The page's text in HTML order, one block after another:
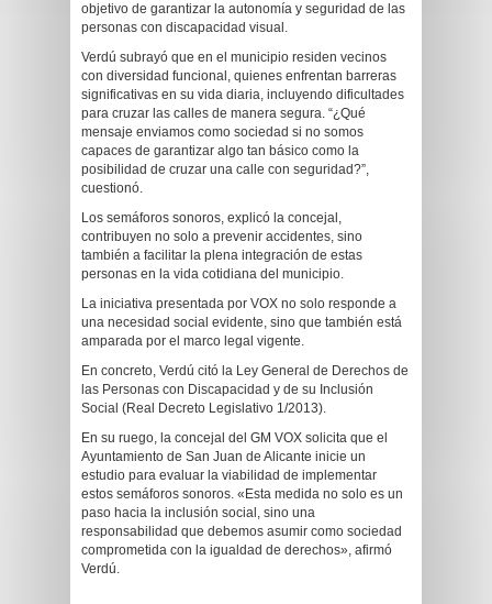
objetivo de garantizar la autonomía y seguridad de las
personas con discapacidad visual.
Verdú subrayó que en el municipio residen vecinos
con diversidad funcional, quienes enfrentan barreras
significativas en su vida diaria, incluyendo dificultades
para cruzar las calles de manera segura. “¿Qué
mensaje enviamos como sociedad si no somos
capaces de garantizar algo tan básico como la
posibilidad de cruzar una calle con seguridad?”,
cuestionó.
Los semáforos sonoros, explicó la concejal,
contribuyen no solo a prevenir accidentes, sino
también a facilitar la plena integración de estas
personas en la vida cotidiana del municipio.
La iniciativa presentada por VOX no solo responde a
una necesidad social evidente, sino que también está
amparada por el marco legal vigente.
En concreto, Verdú citó la Ley General de Derechos de
las Personas con Discapacidad y de su Inclusión
Social (Real Decreto Legislativo 1/2013).
En su ruego, la concejal del GM VOX solicita que el
Ayuntamiento de San Juan de Alicante inicie un
estudio para evaluar la viabilidad de implementar
estos semáforos sonoros. «Esta medida no solo es un
paso hacia la inclusión social, sino una
responsabilidad que debemos asumir como sociedad
comprometida con la igualdad de derechos», afirmó
Verdú.